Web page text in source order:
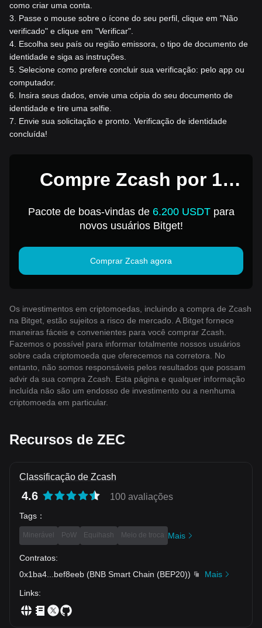
como criar uma conta.
3
Passe o mouse sobre o ícone do seu perfil, clique em "Não
verificado" e clique em "Verificar".
4 Escolha seu país ou região emissora, o tipo de documento de
identidade e siga as instruções.
5 Selecione como prefere concluir sua verificação: pelo app ou
computador.
6
Insira seus dados, envie uma cópia do seu documento de
identidade e tire uma selfie.
7
Envie sua solicitação e pronto. Verificação de identidade
concluída!
Compre Zcash por 1
Pacote de boas-vindas de 6.200 USDTpara
novos usuários Bitget!
Comprar Zcash agora
Os investimentos em criptomoedas, incluindo a compra de Zcash
na Bitget, estão sujeitos a risco de mercado. A Bitget fornece
maneiras fáceis e convenientes para você comprar Zcash.
Fazemos o possível para informar totalmente nossos usuários
sobre cada criptomoeda que oferecemos na corretora. No
entanto, não somos responsáveis ​​pelos resultados que possam
advir da sua compra Zcash. Esta página e qualquer informação
incluída não são um endosso de investimento ou a nenhuma
criptomoeda em particular.
Recursos de ZEC
Classificação de Zcash
4.6 100 avaliações
Tags ：
Minerável PoW Equihash Meio de troca Mais
Contratos:
0x1ba4
bef8eeb (BNB Smart Chain (BEP20))
Mais
Links: